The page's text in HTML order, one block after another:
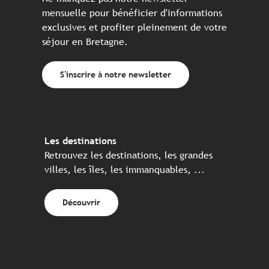
mensuelle pour bénéficier d'informations
exclusives et profiter pleinement de votre
séjour en Bretagne.
S'inscrire à notre newsletter
Les destinations
Retrouvez les destinations, les grandes
villes, les îles, les immanquables, ...
Découvrir